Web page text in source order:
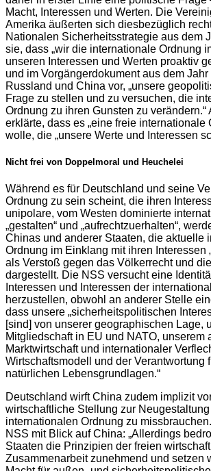
Macht, Interessen und Werten. Die
Amerika äußerten sich diesbezüglich
Nationalen Sicherheitsstrategie aus dem
sie, dass „wir die internationale Ordnung
unseren Interessen und Werten proaktiv
und im Vorgängerdokument aus dem
Russland und China vor, „unsere
Frage zu stellen und zu versuchen, die
Ordnung zu ihren Gunsten zu verändern.“
erklärte, dass es „eine freie internationale
wolle, die „unsere Werte und Interessen
Nicht frei von Doppelmoral und Heuchelei
Während es für Deutschland und seine
Ordnung zu sein scheint, die ihren
unipolare, vom Westen dominierte
„gestalten“ und „aufrechtzuerhalten“,
Chinas und anderer Staaten, die aktuelle
Ordnung im Einklang mit ihren Interessen
als Verstoß gegen das Völkerrecht und
dargestellt. Die NSS versucht eine
Interessen und Interessen der
herzustellen, obwohl an anderer Stelle
dass unsere „sicherheitspolitischen
[sind] von unserer geographischen Lage,
Mitgliedschaft in EU und NATO, unserem
Marktwirtschaft und internationaler
Wirtschaftsmodell und der Verantwortung
natürlichen Lebensgrundlagen.“
Deutschland wirft China zudem implizit
wirtschaftliche Stellung zur
internationalen Ordnung zu
NSS mit Blick auf China: „Allerdings
Staaten die Prinzipien der freien
Zusammenarbeit zunehmend und setzen